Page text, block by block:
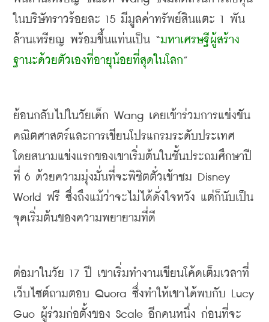
ในบริษัทราวร้อยละ 15 มีมูลค่าทรัพย์สินแตะ 1 พัน
ล้านเหรียญ พร้อมขึ้นแท่นเป็น “มหาเศรษฐีผู้สร้าง
ฐานะด้วยตัวเองที่อายุน้อยที่สุดในโลก”
ย้อนกลับไปในวัยเด็ก Wang เคยเข้าร่วมการแข่งขัน
คณิตศาสตร์และการเขียนโปรแกรมระดับประเทศ
โดยสนามแข่งแรกของเขาเริ่มต้นในชั้นประถมศึกษาปี
ที่ 6 ด้วยความมุ่งมั่นที่จะพิชิตตั๋วเข้าชม Disney
World ฟรี ซึ่งถึงแม้ว่าจะไม่ได้ดั่งใจหวัง แต่ก็นับเป็น
จุดเริ่มต้นของความพยายามที่ดี
ต่อมาในวัย 17 ปี เขาเริ่มทำงานเขียนโค้ดเต็มเวลาที่
เว็บไซต์ถามตอบ Quora ซึ่งทำให้เขาได้พบกับ Lucy
Guo ผู้ร่วมก่อตั้งของ Scale อีกคนหนึ่ง ก่อนที่จะ